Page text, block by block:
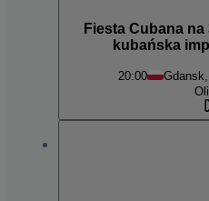
Fiesta Cubana
kubańska
20:00